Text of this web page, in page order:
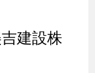
建設株